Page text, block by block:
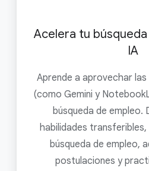
Acelera tu
IA
Aprende a aprovechar
(como Gemini y
búsqueda de empleo.
habilidades transferibles,
búsqueda de empleo,
postulaciones y